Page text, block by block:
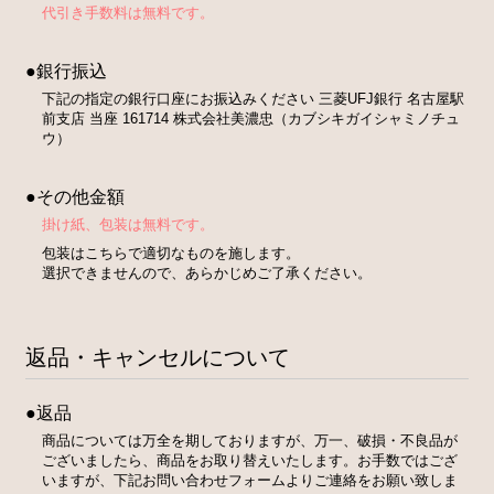
代引き手数料は無料です。
●銀行振込
下記の指定の銀行口座にお振込みください 三菱UFJ銀行 名古屋駅
前支店 当座 161714 株式会社美濃忠（カブシキガイシャミノチュ
ウ）
●その他金額
掛け紙、包装は無料です。
包装はこちらで適切なものを施します。
選択できませんので、あらかじめご了承ください。
返品・キャンセルについて
●返品
商品については万全を期しておりますが、万一、破損・不良品が
ございましたら、商品をお取り替えいたします。お手数ではござ
いますが、下記お問い合わせフォームよりご連絡をお願い致しま